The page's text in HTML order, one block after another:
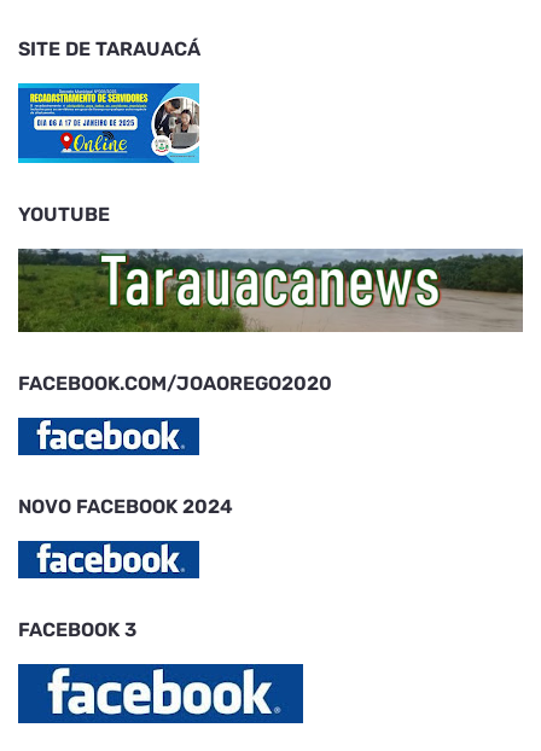
SITE DE TARAUACÁ
YOUTUBE
FACEBOOK.COM/JOAOREGO2020
NOVO FACEBOOK 2024
FACEBOOK 3